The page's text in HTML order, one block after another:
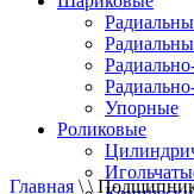
Упорные
Роликовые
Главная \ \